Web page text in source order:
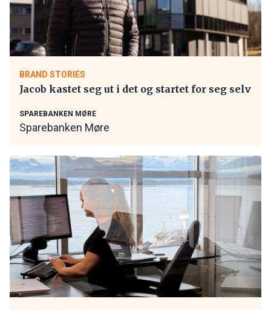
BRAND STORIES
Jacob kastet seg ut i det og startet for seg selv
SPAREBANKEN MØRE
Sparebanken Møre